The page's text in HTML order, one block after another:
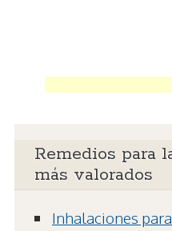
Remedios para
más valorados
Inhalaciones